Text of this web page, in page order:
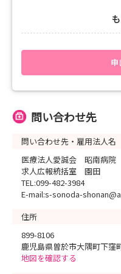
● 8月20日 （木）18：00～
開始時間はお申込みの際に
（8/2、8/29の申し込みは前
ZOOM
＜その他＞
・服装自由
・wi-fiなど電波環境の整っ
_ _ _ _ _ _ _ _ _ _ _ _ _ _ _ _
昭南病院から遠い方も、近
昭南病院に興味のある方も
本命の病院がある方も、そ
⭐web説明会のメリット⭐
☑ 短時間で昭南病院が分か
昭南病院のこと、看護部の
☑ webだから気軽に参加！
PC、タブレット、スマホで
申し込み時に聞きたいこと
説明会の中で回答させて頂
なんでも、質問してください
カメラOFFでの参加もOKで
☑ 平日夕方、土日の開催で
開催時間は18：00～20：00
学校、バイトのスケジュー
い！
_ _ _ _ _ _ _ _ _ _ _ _ _ _ _ _
申
問い合わせ先
問い合わせ先・雇用法人名
医療法人愛誠会 昭南病院
求人広報統括室 園田
TEL:099-482-3984
E-mail:s-sonoda-
住所
899-8106
鹿児島県曽於市大隅町下窪
地図を確認する